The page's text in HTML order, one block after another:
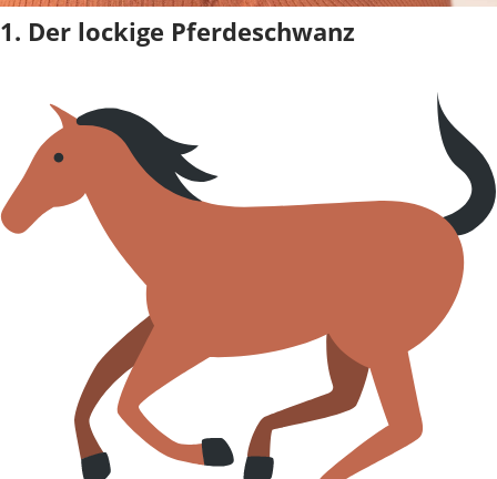
1. Der lockige Pferdeschwanz